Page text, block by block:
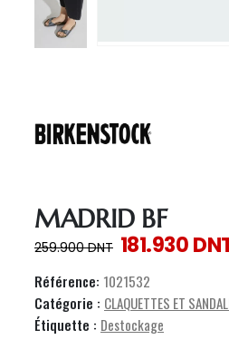
MADRID BF
259.900DNT 181.930
Référence: 1021532
Catégorie : CLAQUETTES ET
Étiquette : Destockage